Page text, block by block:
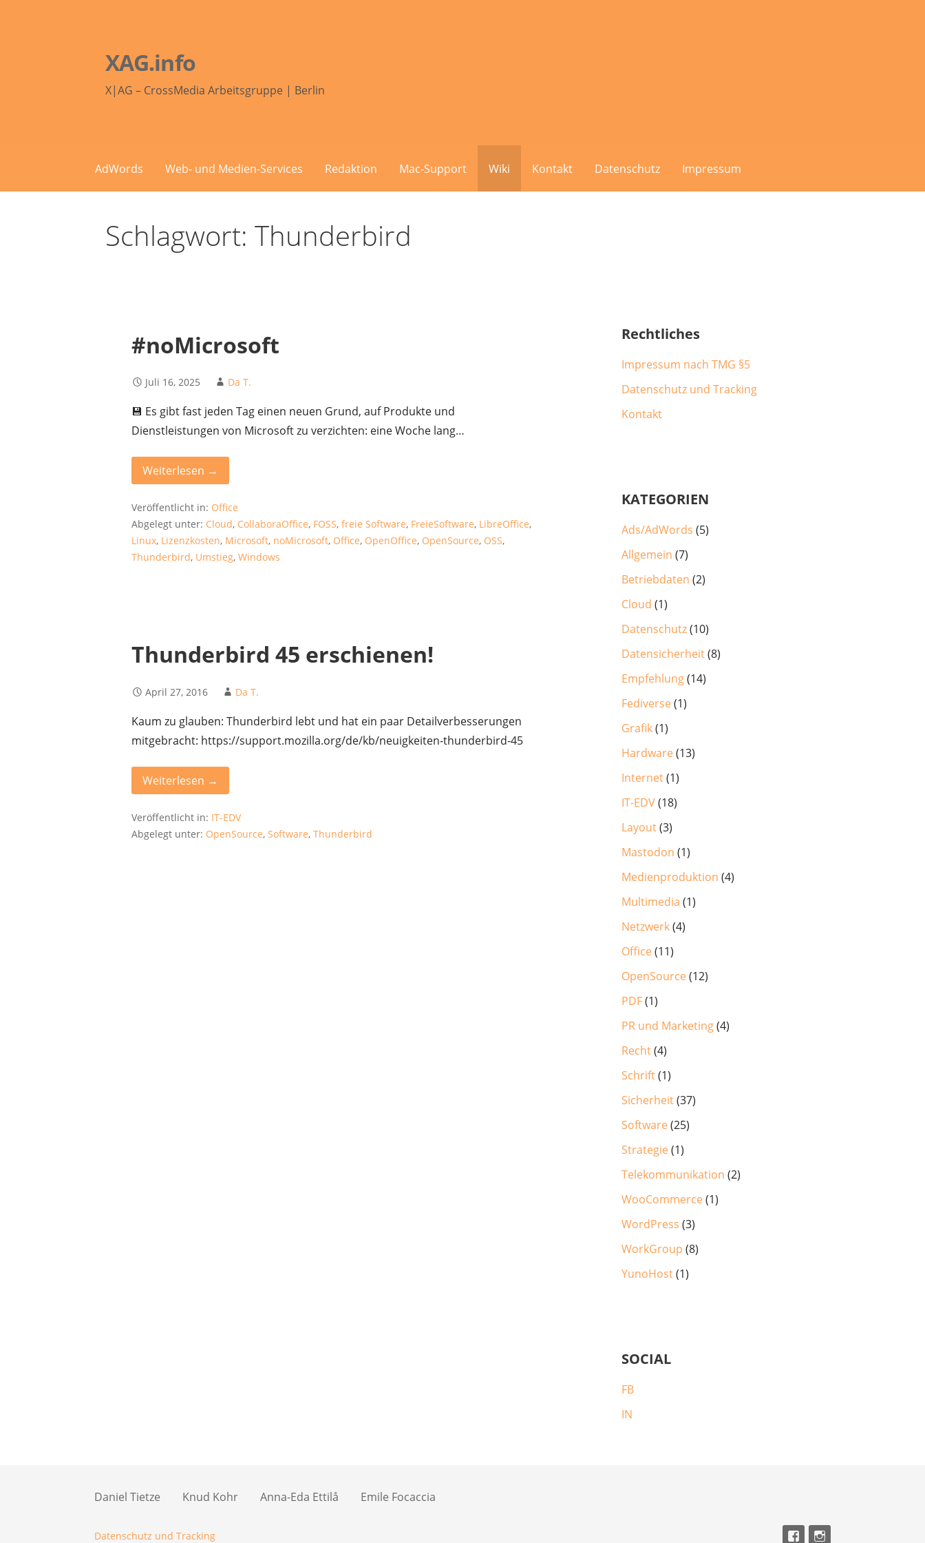
XAG.info
X|AG – CrossMedia Arbeitsgruppe | Berlin
AdWords Web- und Medien-Services Redaktion Mac-Support Wiki Kontakt Datenschutz Impressum
Schlagwort: Thunderbird
#noMicrosoft
Juli 16, 2025 Da T.
💾 Es gibt fast jeden Tag einen neuen Grund, auf Produkte und
Dienstleistungen von Microsoft zu verzichten: eine Woche lang…
Weiterlesen →
Veröffentlicht in: Office
Abgelegt unter: Cloud, CollaboraOffice, FOSS,freie Software, FreieSoftware, LibreOffice,
Linux, Lizenzkosten, Microsoft, noMicrosoft, Office, OpenOffice, OpenSource, OSS,
Thunderbird, Umstieg,Windows
Thunderbird 45 erschienen!
April 27, 2016 Da T.
Kaum zu glauben: Thunderbird lebt und hat ein paar Detailverbesserungen
mitgebracht: https://support.mozilla.org/de/kb/neuigkeiten-thunderbird-45
Weiterlesen →
Veröffentlicht in: IT-EDV
Abgelegt unter: OpenSource,Software,Thunderbird
Rechtliches
Impressum nach TMG §5
Datenschutz und Tracking
Kontakt
KATEGORIEN
Ads/AdWords (5)
Allgemein (7)
Betriebdaten (2)
Cloud (1)
Datenschutz(10)
Datensicherheit(8)
Empfehlung(14)
Fediverse(1)
Grafik(1)
Hardware(13)
Internet(1)
IT-EDV(18)
Layout(3)
Mastodon (1)
Medienproduktion (4)
Multimedia (1)
Netzwerk(4)
Office(11)
OpenSource(12)
PDF(1)
PR und Marketing(4)
Recht(4)
Schrift(1)
Sicherheit(37)
Software(25)
Strategie(1)
Telekommunikation (2)
WooCommerce(1)
WordPress (3)
WorkGroup (8)
YunoHost(1)
SOCIAL
FB
IN
Daniel Tietze Knud Kohr Anna-Eda Ettilå Emile Focaccia
Datenschutz und Tracking